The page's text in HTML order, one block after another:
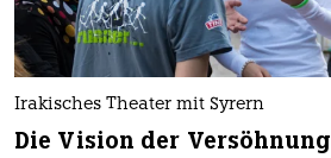
Irakisches Theater mit Syrern
Die Vision der Versöhnung